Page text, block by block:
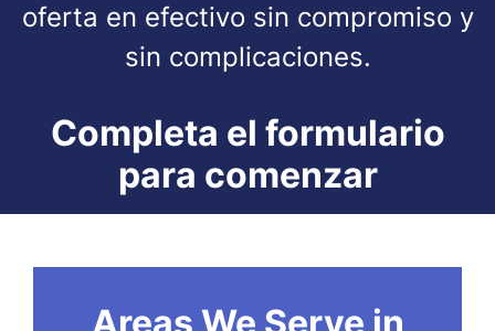
oferta en efectivo sin compromiso y
sin complicaciones.
Completa el formulario
para comenzar